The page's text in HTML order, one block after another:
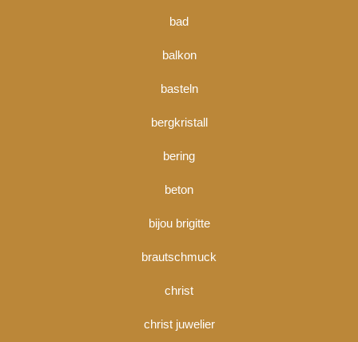
bad
balkon
basteln
bergkristall
bering
beton
bijou brigitte
brautschmuck
christ
christ juwelier